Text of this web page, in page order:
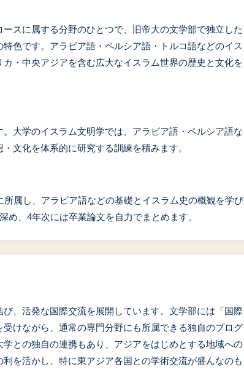
スに属する分野のひとつで、旧帝大の文学部で独立した
色です。アラビア語・ペルシア語・トルコ語などのイス
・中央アジアを含む広大なイスラム世界の歴史と文化を
大学のイスラム文明学では、アラビア語・ペルシア語な
文化を体系的に研究する訓練を積みます。
属し、アラビア語などの基礎とイスラム史の概観を学び
め、4年次には卒業論文を自力でまとめます。
、活発な国際交流を展開しています。文学部には「国際
けながら、通常の専門分野にも所属できる独自のプログ
との独自の連携もあり、アジアをはじめとする地域への
を活かし、特に東アジア各国との学術交流が盛んなのも